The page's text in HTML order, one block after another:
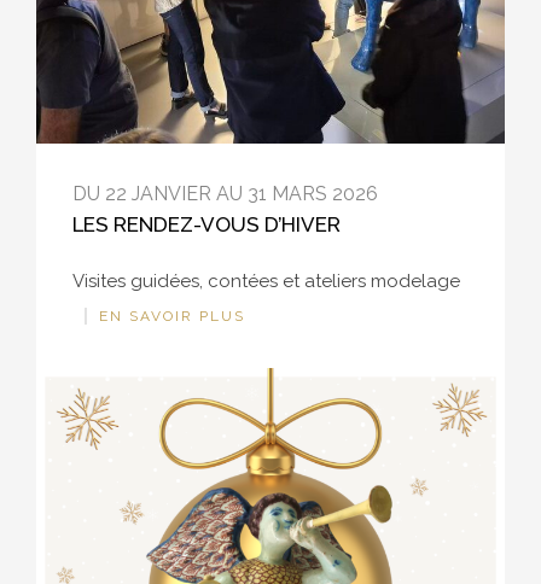
DU 22 JANVIER AU 31 MARS 2026
LES RENDEZ-VOUS D’HIVER
Visites guidées, contées et ateliers modelage
EN SAVOIR PLUS